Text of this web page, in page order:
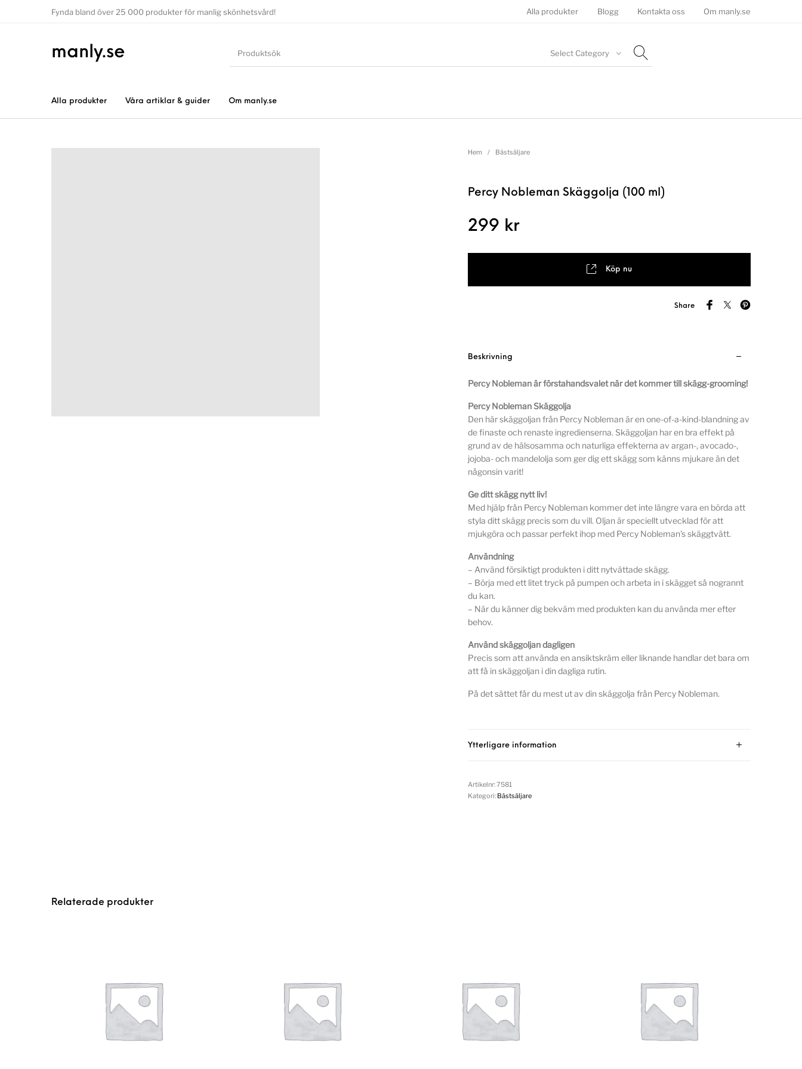
Fynda bland över 25 000 produkter för manlig skönhetsvård! Alla produkter Blogg Kontakta oss Om manly.se
manly.se Select Category
Alla produkter Våra artiklar & guider Om manly.se
Hem / Bästsäljare
Percy Nobleman Skäggolja (100 ml)
299 kr
Köp nu
Share
Beskrivning
Percy Nobleman är förstahandsvalet när det kommer till skägg-grooming!
Percy Nobleman Skäggolja
Den här skäggoljan från Percy Nobleman är en one-of-a-kind-blandning av
de finaste och renaste ingredienserna. Skäggoljan har en bra effekt på
grund av de hälsosamma och naturliga effekterna av argan-, avocado-,
jojoba- och mandelolja som ger dig ett skägg som känns mjukare än det
någonsin varit!
Ge ditt skägg nytt liv!
Med hjälp från Percy Nobleman kommer det inte längre vara en börda att
styla ditt skägg precis som du vill. Oljan är speciellt utvecklad för att
mjukgöra och passar perfekt ihop med Percy Nobleman's skäggtvätt.
Användning
– Använd försiktigt produkten i ditt nytvättade skägg.
– Börja med ett litet tryck på pumpen och arbeta in i skägget så nogrannt
du kan.
– När du känner dig bekväm med produkten kan du använda mer efter
behov.
Använd skäggoljan dagligen
Precis som att använda en ansiktskräm eller liknande handlar det bara om
att få in skäggoljan i din dagliga rutin.
På det sättet får du mest ut av din skäggolja från Percy Nobleman.
Ytterligare information
Artikelnr:7581
Kategori: Bästsäljare
Relaterade produkter